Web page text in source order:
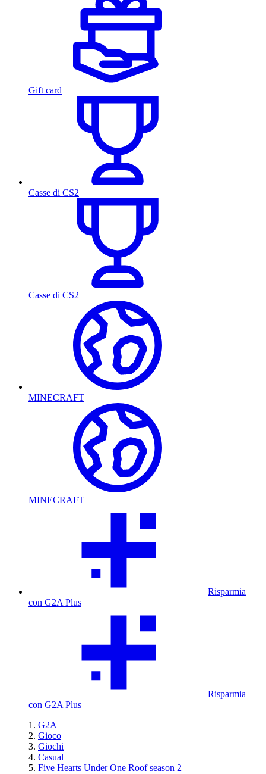
Gift card
Casse di CS2
Casse di CS2
MINECRAFT
MINECRAFT
Risparmia
con G2A Plus
Risparmia
con G2A Plus
G2A
Gioco
Giochi
Casual
Five Hearts Under One Roof season 2